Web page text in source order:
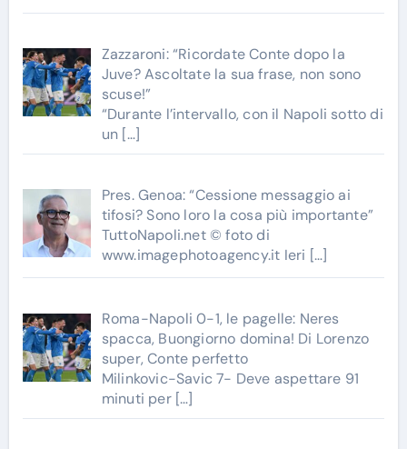
Zazzaroni: “Ricordate Conte dopo la
Juve? Ascoltate la sua frase, non sono
scuse!”
“Durante l’intervallo, con il Napoli sotto di
un […]
Pres. Genoa: “Cessione messaggio ai
tifosi? Sono loro la cosa più importante”
TuttoNapoli.net © foto di
www.imagephotoagency.it Ieri […]
Roma-Napoli 0-1, le pagelle: Neres
spacca, Buongiorno domina! Di Lorenzo
super, Conte perfetto
Milinkovic-Savic 7- Deve aspettare 91
minuti per […]